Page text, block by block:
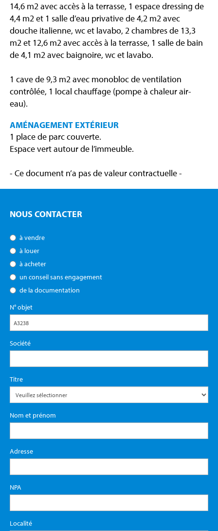
14,6 m2 avec accès à la terrasse, 1 espace dressing de
4,4 m2 et 1 salle d’eau privative de 4,2 m2 avec
douche italienne, wc et lavabo, 2 chambres de 13,3
m2 et 12,6 m2 avec accès à la terrasse, 1 salle de bain
de 4,1 m2 avec baignoire, wc et lavabo.
1 cave de 9,3 m2 avec monobloc de ventilation
contrôlée, 1 local chauffage (pompe à chaleur air-
eau).
AMÉNAGEMENT EXTÉRIEUR
1 place de parc couverte.
Espace vert autour de l’immeuble.
- Ce document n’a pas de valeur contractuelle -
NOUS CONTACTER
à vendre
à louer
à acheter
un conseil sans engagement
de la documentation
N° objet
Société
Titre
Nom et prénom
Adresse
NPA
Localité